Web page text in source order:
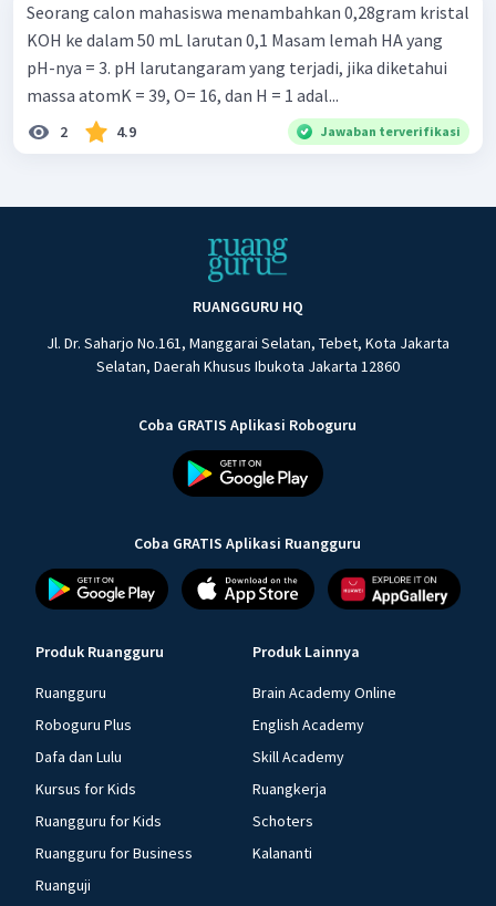
Seorang calon mahasiswa menambahkan 0,28gram kristal
KOH ke dalam 50 mL larutan 0,1 Masam lemah HA yang
pH-nya = 3. pH larutangaram yang terjadi, jika diketahui
massa atomK = 39, O= 16, dan H = 1 adal...
2 4.9 Jawaban terverifikasi
RUANGGURU HQ
Jl. Dr. Saharjo No.161, Manggarai Selatan, Tebet, Kota Jakarta
Selatan, Daerah Khusus Ibukota Jakarta 12860
Coba GRATIS Aplikasi Roboguru
Coba GRATIS Aplikasi Ruangguru
Produk Ruangguru
Ruangguru
Roboguru Plus
Dafa dan Lulu
Kursus for Kids
Ruangguru for Kids
Ruangguru for Business
Ruanguji
Produk Lainnya
Brain Academy Online
English Academy
Skill Academy
Ruangkerja
Schoters
Kalananti